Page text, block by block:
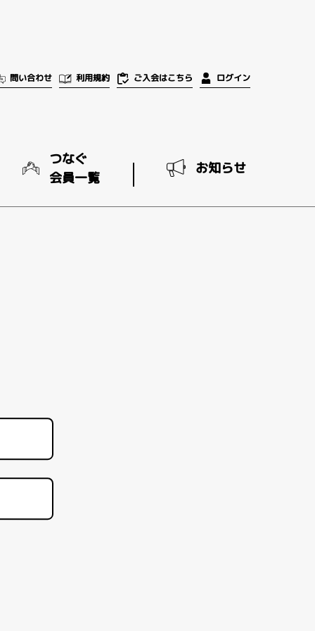
問い合わせ 利用規約 ご入会はこちら ログイン
つなぐ
会員一覧
お知らせ